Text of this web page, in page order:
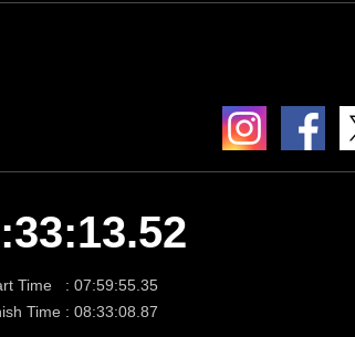
Time : 07:59:55.35
Time : 08:33:08.87